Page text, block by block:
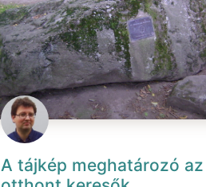
A tájkép meghatározó az